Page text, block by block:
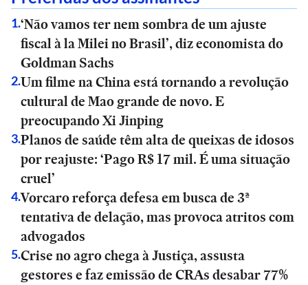
1.‘Não vamos ter nem sombra de um ajuste
fiscal à la Milei no Brasil’, diz economista do
Goldman Sachs
2.Um filme na China está tornando a revolução
cultural de Mao grande de novo. E
preocupando Xi Jinping
3.Planos de saúde têm alta de queixas de idosos
por reajuste: ‘Pago R$ 17 mil. É uma situação
cruel’
4.Vorcaro reforça defesa em busca de 3ª
tentativa de delação, mas provoca atritos com
advogados
5.Crise no agro chega à Justiça, assusta
gestores e faz emissão de CRAs desabar 77%